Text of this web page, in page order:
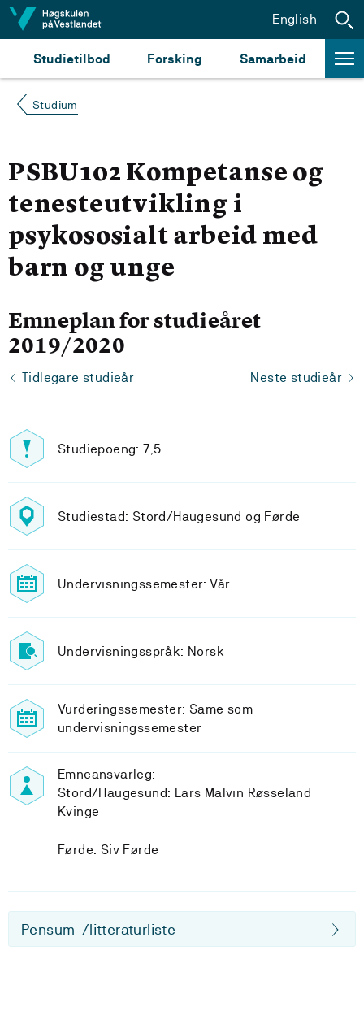
Hopp til innhald
Studietilbod Forsking Samarbeid
English
Studium
PSBU102 Kompetanse og
tenesteutvikling i
psykososialt arbeid med
barn og unge
Emneplan for studieåret
2019/2020
Tidlegare studieår Neste studieår
Studiepoeng: 7,5
Studiestad: Stord/Haugesund og Førde
Undervisningssemester: Vår
Undervisningsspråk: Norsk
Vurderingssemester: Same som
undervisningssemester
Emneansvarleg:
Stord/Haugesund: Lars Malvin Røsseland
Kvinge
Førde: Siv Førde
Pensum-/litteraturliste